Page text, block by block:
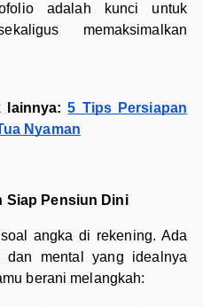
adalah kunci untuk
memaksimalkan
lainnya:5 Tips Persiapan
Nyaman
Siap Pensiun Dini
angka di rekening. Ada
dan mental yang idealnya
berani melangkah: